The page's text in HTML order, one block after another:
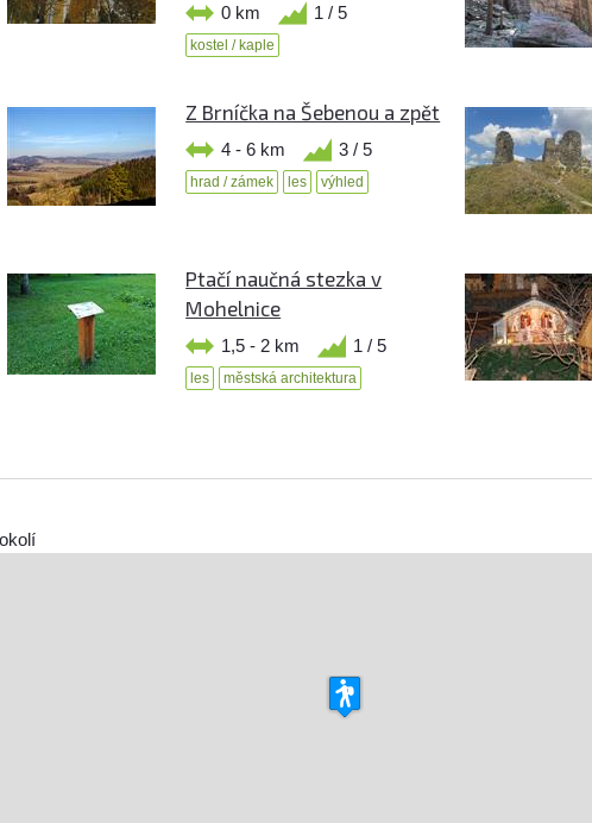
0 km 1 / 5
kostel / kaple
Z Brníčka na Šebenou a zpět
4 - 6 km 3 / 5
hrad / zámek les výhled
Ptačí naučná stezka v
Mohelnice
1,5 - 2 km 1 / 5
les městská architektura